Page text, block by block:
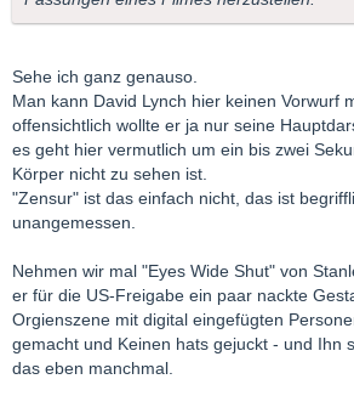
Sehe ich ganz genauso.
Man kann David Lynch hier keinen Vorwurf
offensichtlich wollte er ja nur seine
es geht hier vermutlich um ein bis zwei
Körper nicht zu sehen ist.
"Zensur" ist das einfach nicht, das ist
unangemessen.
Nehmen wir mal "Eyes Wide Shut" von
er für die US-Freigabe ein paar nackte
Orgienszene mit digital eingefügten
gemacht und Keinen hats gejuckt - und Ihn
das eben manchmal.